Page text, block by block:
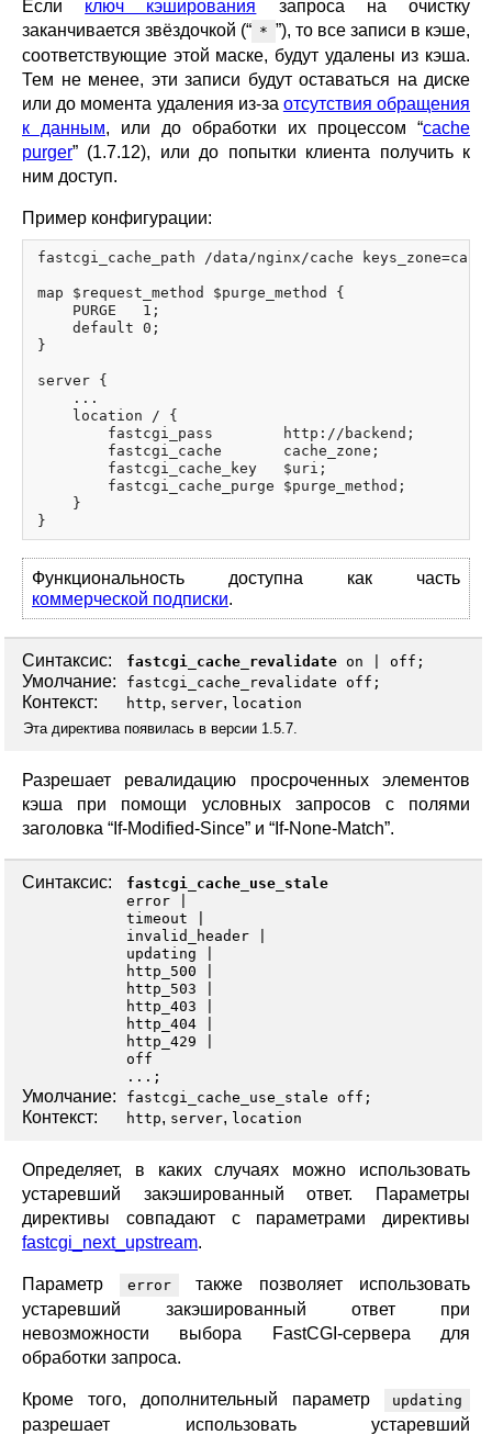
Если ключ кэширования запроса на очистку
заканчивается звёздочкой (“ * ”), то все записи в кэше,
соответствующие этой маске, будут удалены из кэша.
Тем не менее, эти записи будут оставаться на диске
или до момента удаления из-за отсутствия обращения
к данным, или до обработки их процессом “cache
purger” (1.7.12), или до попытки клиента получить к
ним доступ.
Пример конфигурации:
fastcgi_cache_path /data/nginx/cache
map $request_method $purge_method {
    PURGE   1;
    default 0;
}
server {
    ...
    location / {
        fastcgi_pass        http://backend;
        fastcgi_cache       cache_zone;
        fastcgi_cache_key   $uri;
        fastcgi_cache_purge $purge_method;
    }
Функциональность доступна как часть
коммерческой подписки.
Синтаксис: fastcgi_cache_revalidate on off ;
Умолчание: fastcgi_cache_revalidate off;
Контекст: http, server, location
Эта директива появилась в версии 1.5.7.
Разрешает ревалидацию просроченных элементов
кэша при помощи условных запросов с полями
заголовка “If-Modified-Since” и “If-None-Match”.
Синтаксис:
fastcgi_cache_use_stale
error
timeout
invalid_header
updating
http_500
http_503
http_403
http_404
http_429
off
...;
Умолчание: fastcgi_cache_use_stale off;
Контекст: http, server, location
Определяет, в каких случаях можно использовать
устаревший закэшированный ответ. Параметры
директивы совпадают с параметрами директивы
fastcgi_next_upstream.
Параметр error
также позволяет использовать
устаревший закэшированный ответ при
невозможности выбора FastCGI-сервера для
обработки запроса.
Кроме того, дополнительный параметр updating
разрешает использовать устаревший